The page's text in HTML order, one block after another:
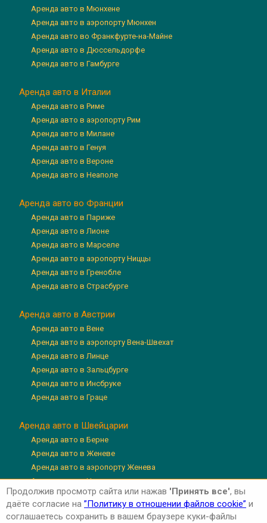
Аренда авто в Мюнхене
Аренда авто в аэропорту Мюнхен
Аренда авто во Франкфурте-на-Майне
Аренда авто в Дюссельдорфе
Аренда авто в Гамбурге
Аренда авто в Италии
Аренда авто в Риме
Аренда авто в аэропорту Рим
Аренда авто в Милане
Аренда авто в Генуя
Аренда авто в Вероне
Аренда авто в Неаполе
Аренда авто во Франции
Аренда авто в Париже
Аренда авто в Лионе
Аренда авто в Марселе
Аренда авто в аэропорту Ниццы
Аренда авто в Гренобле
Аренда авто в Страсбурге
Аренда авто в Австрии
Аренда авто в Вене
Аренда авто в аэропорту Вена-Швехат
Аренда авто в Линце
Аренда авто в Зальцбурге
Аренда авто в Инсбруке
Аренда авто в Граце
Аренда авто в Швейцарии
Аренда авто в Берне
Аренда авто в Женеве
Аренда авто в аэропорту Женева
Аренда авто в Цюрихе
Аренда авто в аэропорту Цюрих
Аренда авто в Люцерне
Продолжив просмотр сайта или нажав 'Принять все', вы
даёте согласие на ”Политику в отношении файлов cookie” и
соглашаетесь сохранить в вашем браузере куки-файлы